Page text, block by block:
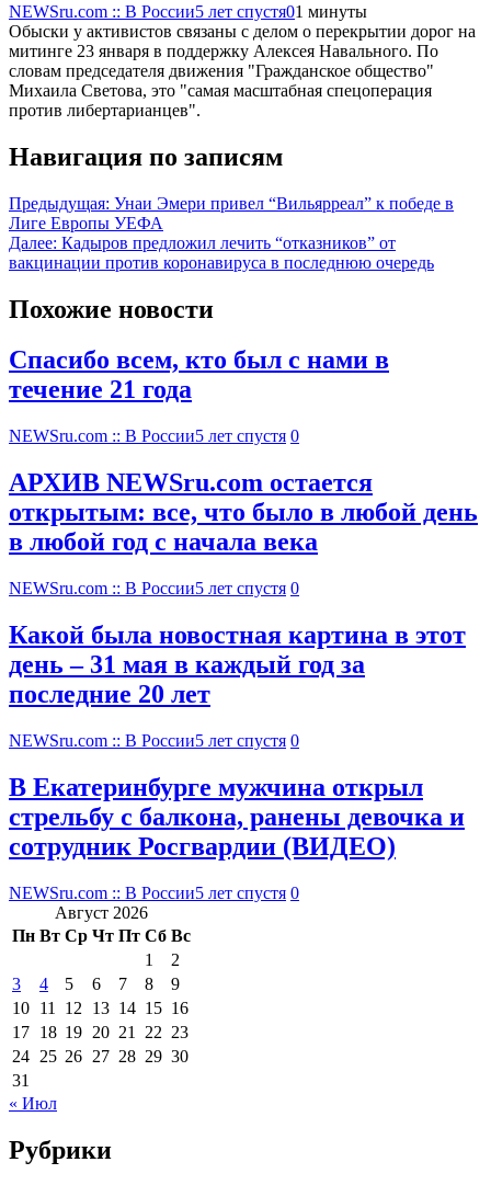
NEWSru.com :: В России5 лет спустя01 минуты
Обыски у активистов связаны с делом о перекрытии дорог на
митинге 23 января в поддержку Алексея Навального. По
словам председателя движения "Гражданское общество"
Михаила Светова, это "самая масштабная спецоперация
против либертарианцев".
Навигация по записям
Предыдущая: Унаи Эмери привел “Вильярреал” к победе в
Лиге Европы УЕФА
Далее: Кадыров предложил лечить “отказников” от
вакцинации против коронавируса в последнюю очередь
Похожие новости
Спасибо всем, кто был с нами в
течение 21 года
NEWSru.com :: В России5 лет спустя 0
АРХИВ NEWSru.com остается
открытым: все, что было в любой день
в любой год с начала века
NEWSru.com :: В России5 лет спустя 0
Какой была новостная картина в этот
день – 31 мая в каждый год за
последние 20 лет
NEWSru.com :: В России5 лет спустя 0
В Екатеринбурге мужчина открыл
стрельбу с балкона, ранены девочка и
сотрудник Росгвардии (ВИДЕО)
NEWSru.com :: В России5 лет спустя 0
Август 2026
Пн Вт Ср Чт Пт Сб Вс
1
2
3
4 5 6 7 8
9
10 11 12 13 14 15 16
17 18 19 20 21 22 23
24 25 26 27 28 29 30
31
« Июл
Рубрики